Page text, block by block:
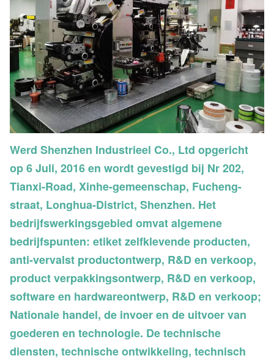
Werd Shenzhen Industrieel Co., Ltd opgericht
op 6 Juli, 2016 en wordt gevestigd bij Nr 202,
Tianxi-Road, Xinhe-gemeenschap, Fucheng-
straat, Longhua-District, Shenzhen. Het
bedrijfswerkingsgebied omvat algemene
bedrijfspunten: etiket zelfklevende producten,
anti-vervalst productontwerp, R&D en verkoop,
product verpakkingsontwerp, R&D en verkoop,
software en hardwareontwerp, R&D en verkoop;
Nationale handel, de invoer en de uitvoer van
goederen en technologie. De technische
diensten, technische ontwikkeling, technisch